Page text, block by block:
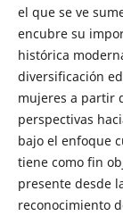
el que se ve
encubre su
histórica
diversificación
mujeres a partir
perspectivas
bajo el enfoque
tiene como fin
presente desde
reconocimiento